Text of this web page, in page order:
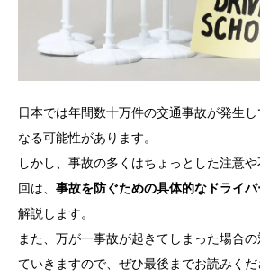
日本では年間数十万件の交通事故が発生
なる可能性があります。
しかし、事故の多くはちょっとした注意
回は、 事故を防ぐための具体的なドライ
解説します。
また、万が一事故が起きてしまった場合
ていきますので、ぜひ最後までお読みくだ